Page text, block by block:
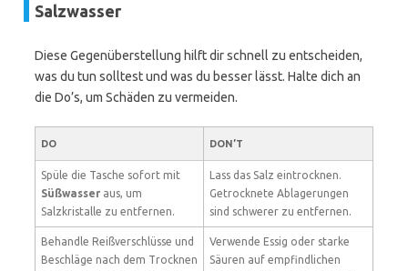
Salzwasser
Diese Gegenüberstellung hilft dir schnell zu entscheiden,
was du tun solltest und was du besser lässt. Halte dich an
die Do’s, um Schäden zu vermeiden.
DO DON’T
Spüle die Tasche sofort mit
Süßwasser aus, um
Salzkristalle zu entfernen.
Lass das Salz eintrocknen.
Getrocknete Ablagerungen
sind schwerer zu entfernen.
Behandle Reißverschlüsse und
Beschläge nach dem Trocknen
Verwende Essig oder starke
Säuren auf empfindlichen